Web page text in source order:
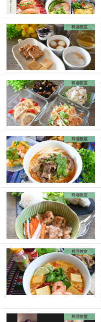
料理教室
料理教室
料理教室
料理教室
料理教室
料理教室